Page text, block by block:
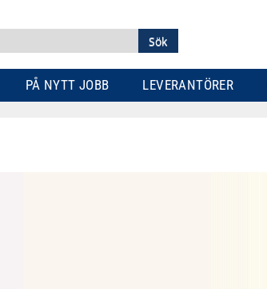
PÅ NYTT JOBB LEVERANTÖRER